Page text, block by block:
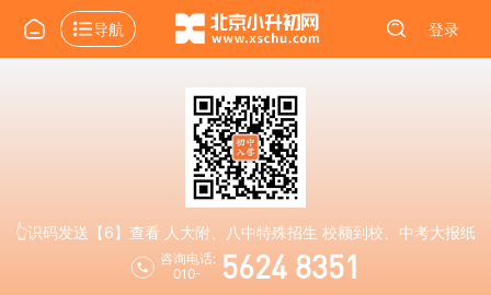
导航 登录
👆识码发送【6】查看 人大附、八中特殊招生 校额到校、中考大报纸
咨询电话:
010-
5624 8351